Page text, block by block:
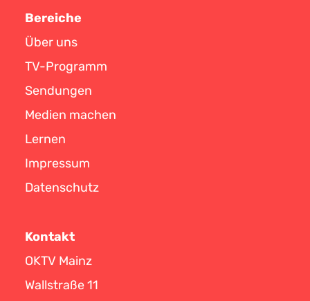
Bereiche
Über uns
TV-Programm
Sendungen
Medien machen
Lernen
Impressum
Datenschutz
Kontakt
OKTV Mainz
Wallstraße 11